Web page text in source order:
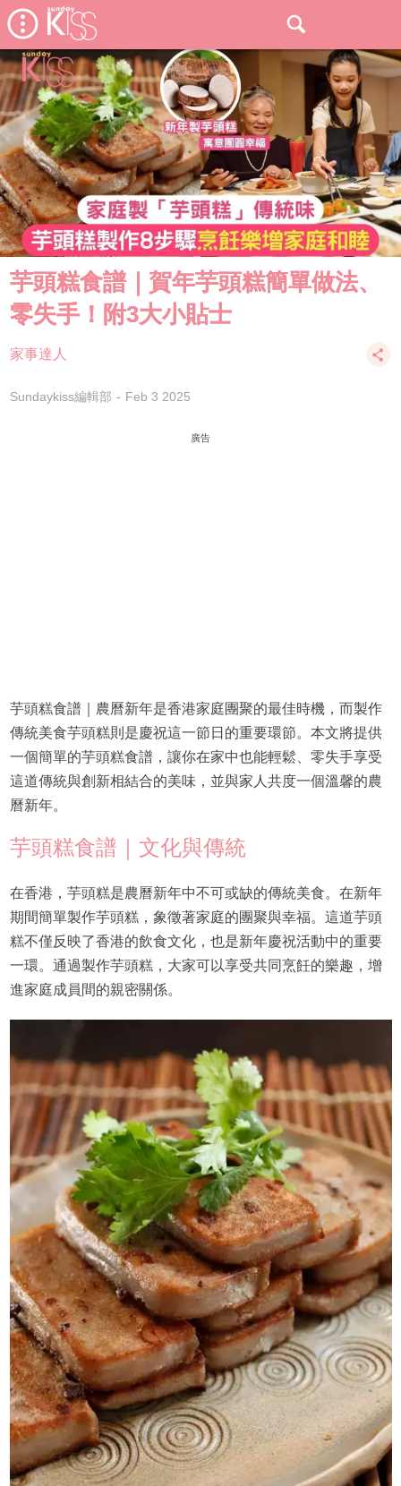
芋頭糕食譜｜賀年芋頭糕簡單做法、
零失手！附3大小貼士
家事達人
Sundaykiss編輯部 Feb 3 2025
廣告
芋頭糕食譜｜農曆新年是香港家庭團聚的最佳時機，而製作
傳統美食芋頭糕則是慶祝這一節日的重要環節。本文將提供
一個簡單的芋頭糕食譜，讓你在家中也能輕鬆、零失手享受
這道傳統與創新相結合的美味，並與家人共度一個溫馨的農
曆新年。
芋頭糕食譜｜文化與傳統
在香港，芋頭糕是農曆新年中不可或缺的傳統美食。在新年
期間簡單製作芋頭糕，象徵著家庭的團聚與幸福。這道芋頭
糕不僅反映了香港的飲食文化，也是新年慶祝活動中的重要
一環。通過製作芋頭糕，大家可以享受共同烹飪的樂趣，增
進家庭成員間的親密關係。